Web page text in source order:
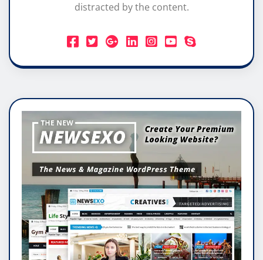
distracted by the content.